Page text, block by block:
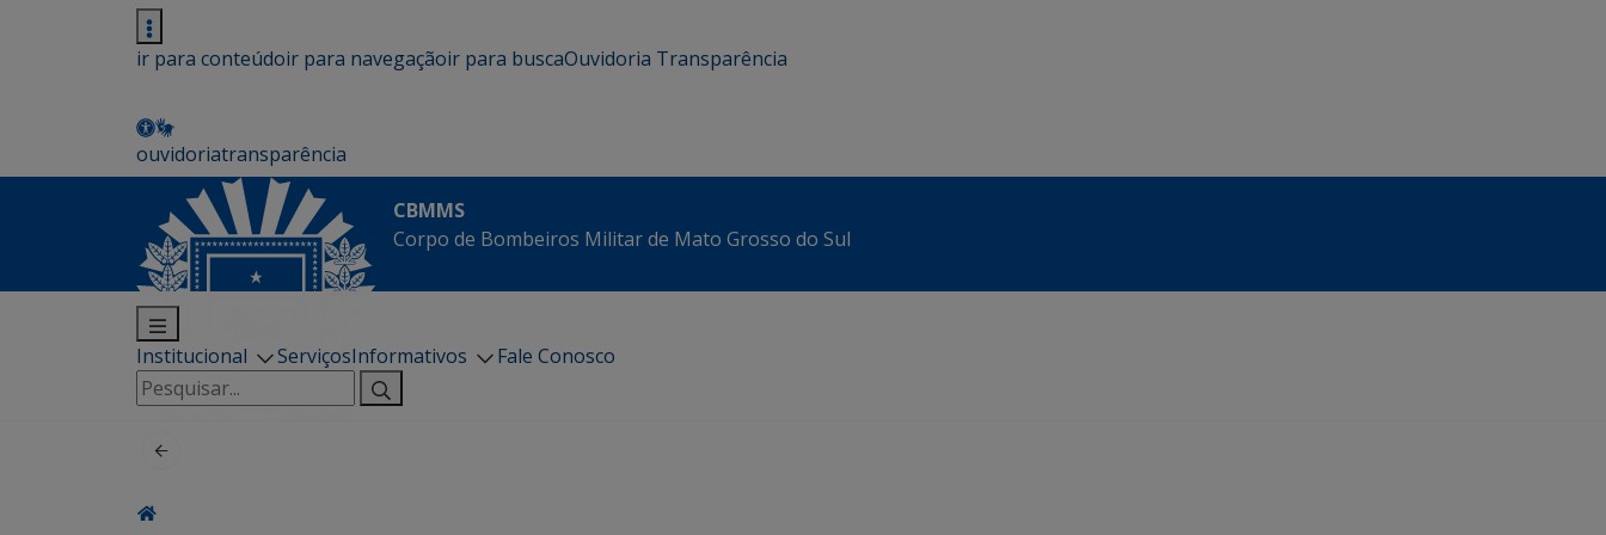
ir para conteúdoir para navegaçãoir para buscaOuvidoria Transparência
ouvidoriatransparência
CBMMS
Corpo de Bombeiros Militar de Mato Grosso do Sul
Institucional ServiçosInformativos
Fale Conosco
Pesquisar
por: